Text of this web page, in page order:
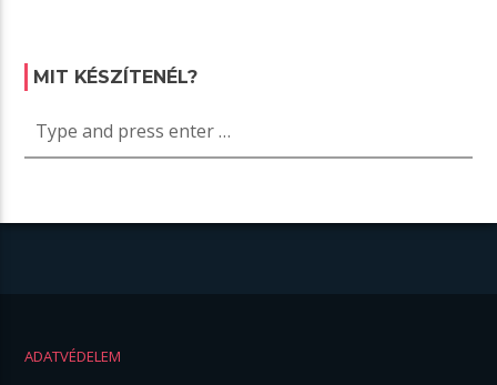
MIT KÉSZÍTENÉL?
ADATVÉDELEM